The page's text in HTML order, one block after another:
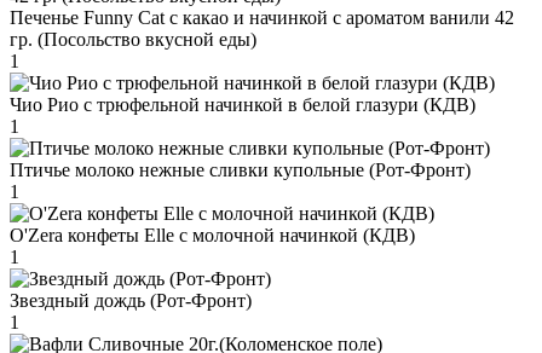
Печенье Funny Сat с какао и начинкой с ароматом ванили 42
гр. (Посольство вкусной еды)
1
Чио Рио с трюфельной начинкой в белой глазури (КДВ)
1
Птичье молоко нежные сливки купольные (Рот-Фронт)
1
O'Zera конфеты Elle с молочной начинкой (КДВ)
1
Звездный дождь (Рот-Фронт)
1